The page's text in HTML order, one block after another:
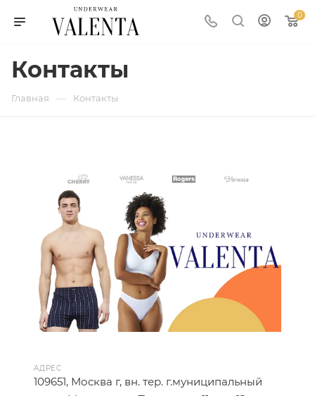
0
Контакты
Главная — Контакты
АДРЕС
109651, Москва г, вн. тер. г.муниципальный